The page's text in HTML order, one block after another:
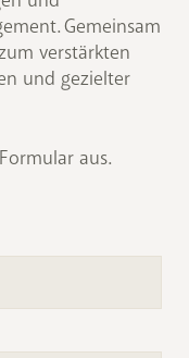
Gemeinsam
verstärkten
und gezielter
aus.